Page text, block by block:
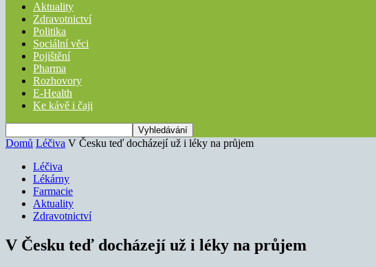
Aktuality
Zdravotnictví
Politika
Sociální věci
Pojištění
Pharma
Rozhovory
E-Health
Ke kávě i čaji
Domů Léčiva V Česku teď docházejí už i léky na průjem
Léčiva
Lékárny
Farmacie
Aktuality
Zdravotnictví
V Česku teď docházejí už i léky na průjem